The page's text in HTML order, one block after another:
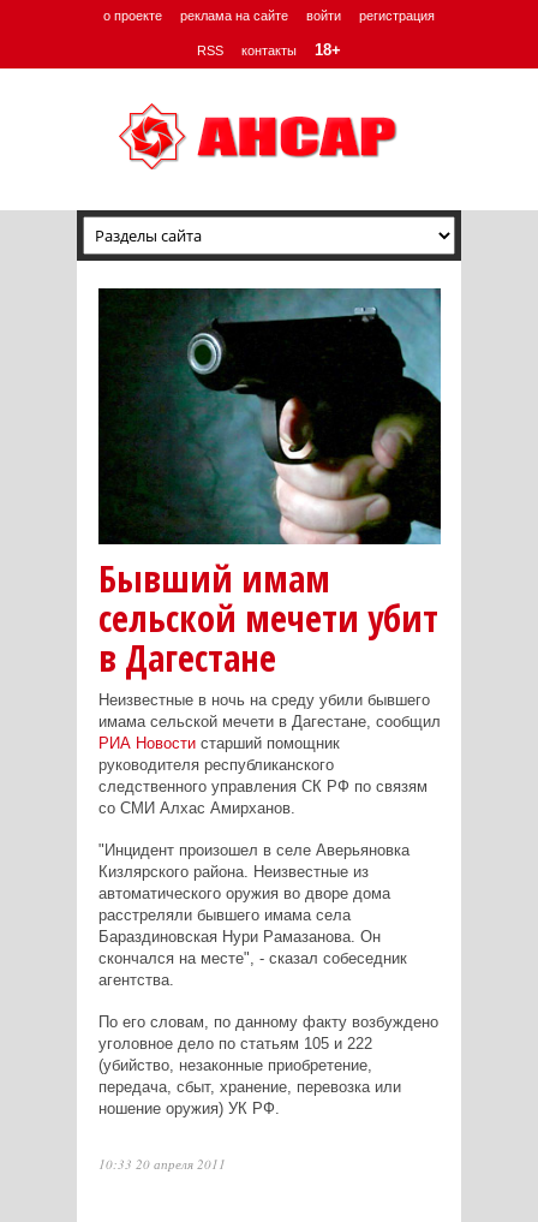
о проекте реклама на сайте войти регистрация
RSS контакты 18+
Бывший имам
сельской мечети убит
в Дагестане
Неизвестные в ночь на среду убили бывшего
имама сельской мечети в Дагестане, сообщил
РИА Новостистарший помощник
руководителя республиканского
следственного управления СК РФ по связям
со СМИ Алхас Амирханов.
"Инцидент произошел в селе Аверьяновка
Кизлярского района. Неизвестные из
автоматического оружия во дворе дома
расстреляли бывшего имама села
Бараздиновская Нури Рамазанова. Он
скончался на месте", - сказал собеседник
агентства.
По его словам, по данному факту возбуждено
уголовное дело по статьям 105 и 222
(убийство, незаконные приобретение,
передача, сбыт, хранение, перевозка или
ношение оружия) УК РФ.
10:33 20 апреля 2011